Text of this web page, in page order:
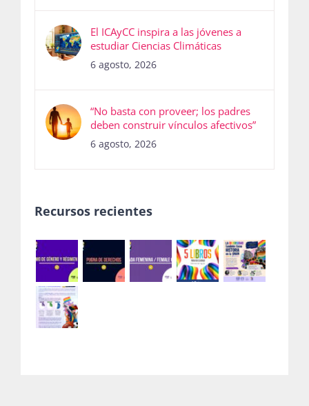
El ICAyCC inspira a las jóvenes a
estudiar Ciencias Climáticas
6 agosto, 2026
“No basta con proveer; los padres
deben construir vínculos afectivos”
6 agosto, 2026
Recursos recientes